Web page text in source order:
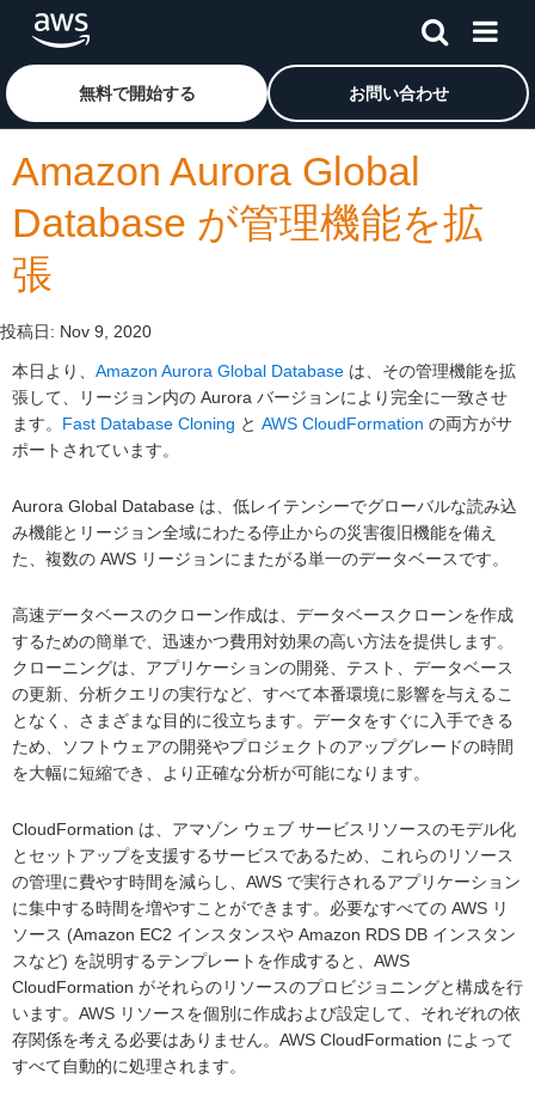
メインコンテンツに移動
アマゾン ウェブ サービスのホームページに戻るには、こ
無料で開始する お問い合わせ
Amazon Aurora Global
Database が管理機能を拡
張
投稿日: Nov 9, 2020
本日より、 Amazon Aurora Global Database は、その管理機能を拡
張して、リージョン内の Aurora バージョンにより完全に一致させ
ます。 Fast Database Cloning と AWS CloudFormation の両方がサ
ポートされています。
Aurora Global Database は、低レイテンシーでグローバルな読み込
み機能とリージョン全域にわたる停止からの災害復旧機能を備え
た、複数の AWS リージョンにまたがる単一のデータベースです。
高速データベースのクローン作成は、データベースクローンを作成
するための簡単で、迅速かつ費用対効果の高い方法を提供します。
クローニングは、アプリケーションの開発、テスト、データベース
の更新、分析クエリの実行など、すべて本番環境に影響を与えるこ
となく、さまざまな目的に役立ちます。データをすぐに入手できる
ため、ソフトウェアの開発やプロジェクトのアップグレードの時間
を大幅に短縮でき、より正確な分析が可能になります。
CloudFormation は、アマゾン ウェブ サービスリソースのモデル化
とセットアップを支援するサービスであるため、これらのリソース
の管理に費やす時間を減らし、AWS で実行されるアプリケーション
に集中する時間を増やすことができます。必要なすべての AWS リ
ソース (Amazon EC2 インスタンスや Amazon RDS DB インスタン
スなど) を説明するテンプレートを作成すると、AWS
CloudFormation がそれらのリソースのプロビジョニングと構成を行
います。AWS リソースを個別に作成および設定して、それぞれの依
存関係を考える必要はありません。AWS CloudFormation によって
すべて自動的に処理されます。